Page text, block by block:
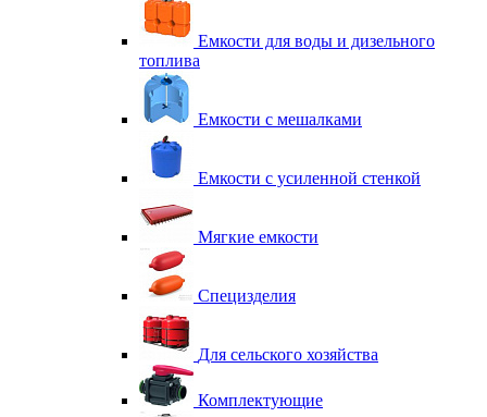
Емкости для воды и дизельного
топлива
Емкости с мешалками
Емкости с усиленной стенкой
Мягкие емкости
Специзделия
Для сельского хозяйства
Комплектующие